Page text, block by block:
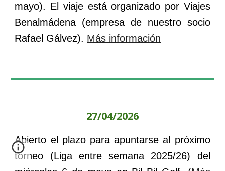
mayo). El viaje está organizado por Viajes
Benalmádena (empresa de nuestro socio
Rafael Gálvez). Más información
27/04/2026
Abierto el plazo para apuntarse al próximo
torneo (Liga entre semana 2025/26) del